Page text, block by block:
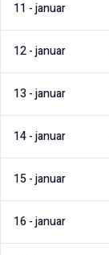
11 -januar
12-januar
13 -januar
14-januar
15-januar
16-januar